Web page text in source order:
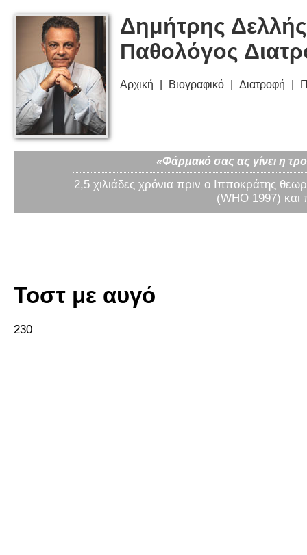
Δημήτρης
Παθολόγος
Αρχική Βιογραφικό Διατροφή
«Φάρμακό σας ας γίνει η
2,5 χιλιάδες χρόνια πριν ο Ιπποκράτης
(WHO 1997) και
Τοστ με αυγό
230